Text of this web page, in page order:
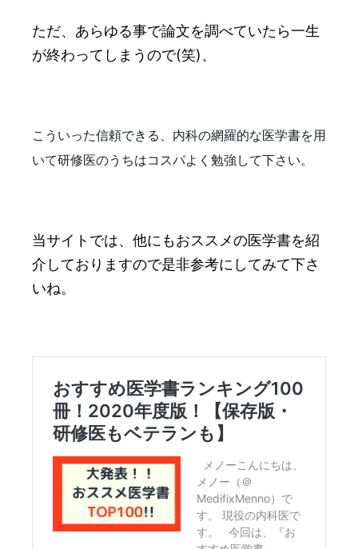
ただ、あらゆる事で論文を調べていたら一生
が終わってしまうので(笑)、
こういった信頼できる、内科の網羅的な医学書を用
いて研修医のうちはコスパよく勉強して下さい。
当サイトでは、他にもおススメの医学書を紹
介しておりますので是非参考にしてみて下さ
いね。